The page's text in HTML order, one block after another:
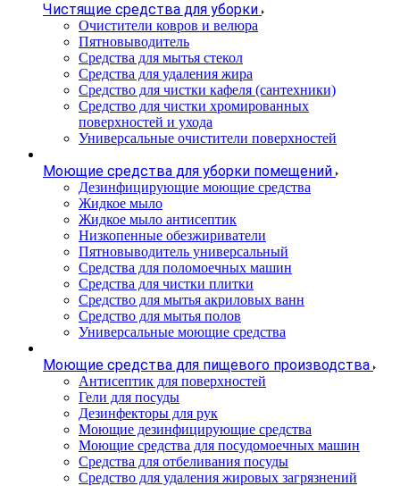
Чистящие средства для уборки
Очистители ковров и велюра
Пятновыводитель
Средства для мытья стекол
Средства для удаления жира
Средство для чистки кафеля (сантехники)
Средство для чистки хромированных
поверхностей и ухода
Универсальные очистители поверхностей
Моющие средства для уборки помещений
Дезинфицирующие моющие средства
Жидкое мыло
Жидкое мыло антисептик
Низкопенные обезжириватели
Пятновыводитель универсальный
Средства для поломоечных машин
Средства для чистки плитки
Средство для мытья акриловых ванн
Средство для мытья полов
Универсальные моющие средства
Моющие средства для пищевого производства
Антисептик для поверхностей
Гели для посуды
Дезинфекторы для рук
Моющие дезинфицирующие средства
Моющие средства для посудомоечных машин
Средства для отбеливания посуды
Средство для удаления жировых загрязнений